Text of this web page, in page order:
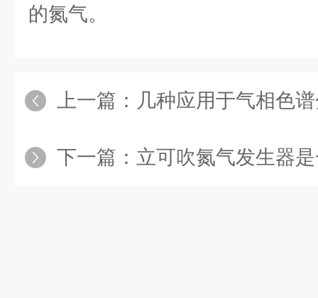
的氮气。
上一篇： 几种应用于气相色谱分析
下一篇： 立可吹氮气发生器